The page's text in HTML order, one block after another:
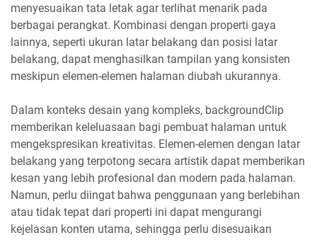
menyesuaikan tata letak agar terlihat menarik pada
berbagai perangkat. Kombinasi dengan properti gaya
lainnya, seperti ukuran latar belakang dan posisi latar
belakang, dapat menghasilkan tampilan yang konsisten
meskipun elemen-elemen halaman diubah ukurannya.
Dalam konteks desain yang kompleks, backgroundClip
memberikan keleluasaan bagi pembuat halaman untuk
mengekspresikan kreativitas. Elemen-elemen dengan latar
belakang yang terpotong secara artistik dapat memberikan
kesan yang lebih profesional dan modern pada halaman.
Namun, perlu diingat bahwa penggunaan yang berlebihan
atau tidak tepat dari properti ini dapat mengurangi
kejelasan konten utama, sehingga perlu disesuaikan